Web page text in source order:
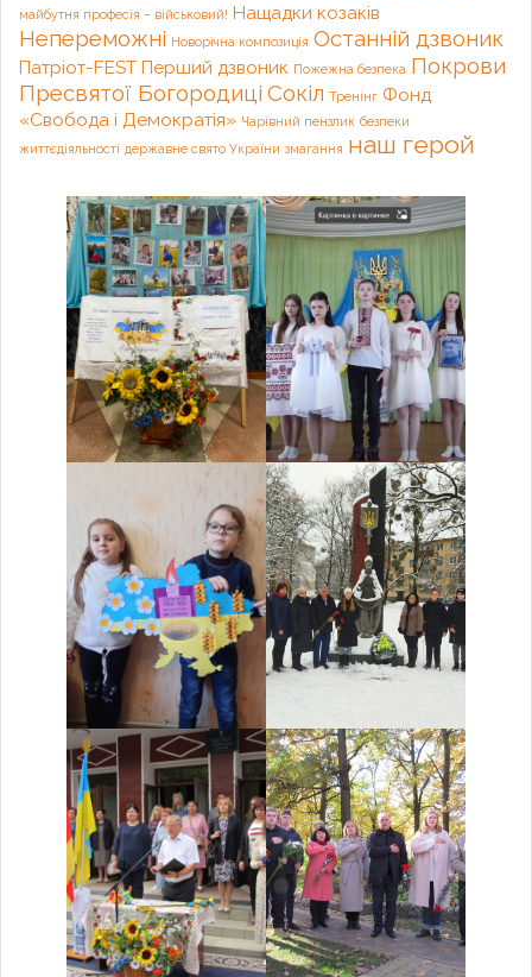
майбутня професія – військовий! Нащадки козаків
Непереможні Новорічна композиція Останній дзвоник
Патріот-FEST Перший дзвоник Пожежна безпека Покрови
Пресвятої Богородиці Сокіл Тренінг Фонд
«Свобода і Демократія» Чарівний пензлик безпеки
життєдіяльності державне свято України змагання наш герой